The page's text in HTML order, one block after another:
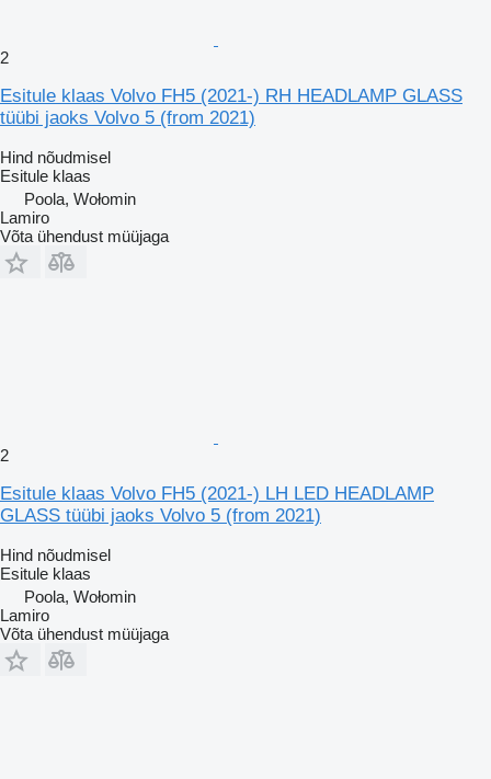
2
Esitule klaas Volvo FH5 (2021-) RH HEADLAMP GLASS
tüübi jaoks Volvo 5 (from 2021)
Hind nõudmisel
Esitule klaas
Poola, Wołomin
Lamiro
Võta ühendust müüjaga
2
Esitule klaas Volvo FH5 (2021-) LH LED HEADLAMP
GLASS tüübi jaoks Volvo 5 (from 2021)
Hind nõudmisel
Esitule klaas
Poola, Wołomin
Lamiro
Võta ühendust müüjaga